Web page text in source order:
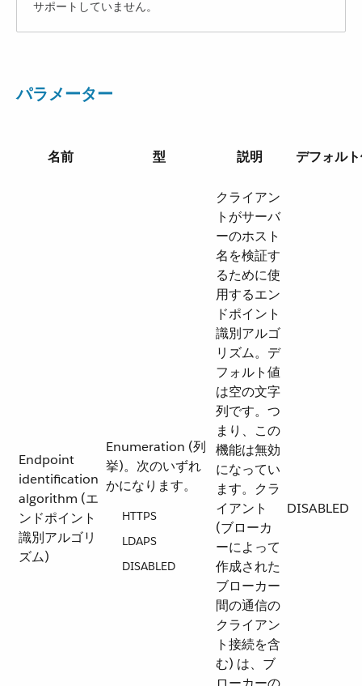
サポートしていません。
パラメーター
名前 型 説明 デフォル
Endpoint
identification
algorithm (エ
ンドポイント
識別アルゴリ
ズム)
Enumeration (列
挙)。次のいずれ
かになります。
HTTPS
LDAPS
DISABLED
クライアン
トがサーバ
ーのホスト
名を検証す
るために使
用するエン
ドポイント
識別アルゴ
リズム。デ
フォルト値
は空の文字
列です。つ
まり、この
機能は無効
になってい
ます。クラ
イアント
(ブローカ
ーによって
作成された
ブローカー
間の通信の
クライアン
ト接続を含
む) は、ブ
DISABLED